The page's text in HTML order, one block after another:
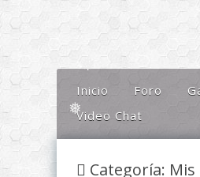
❅
❅
Inicio Foro
Video Chat
Categoría: